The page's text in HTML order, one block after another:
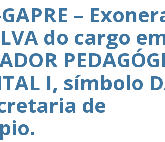
–
do cargo
I, símbolo
de